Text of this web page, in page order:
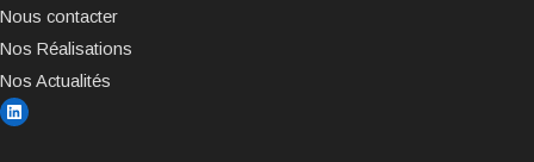
Nous contacter
Nos Réalisations
Nos Actualités